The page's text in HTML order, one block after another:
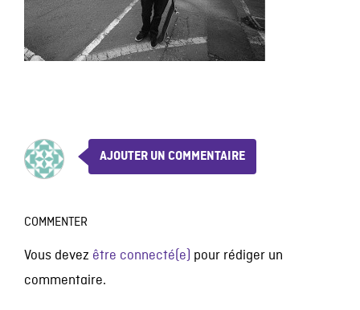
AJOUTER UN COMMENTAIRE
COMMENTER
Vous devez être connecté(e) pour rédiger un
commentaire.